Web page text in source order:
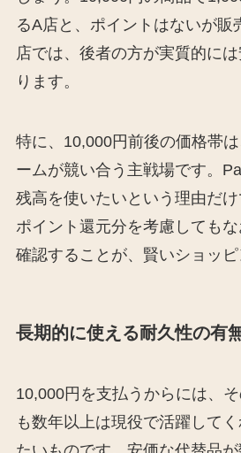
るA店と、ポイントはないが販
店では、後者の方が実質的に
ります。
特に、10,000円前後の価格帯
ームが競い合う主戦場です。
残高を使いたいという理由だけ
ポイント還元分を考慮しても
確認することが、賢いショッピ
長期的に使える耐久性の有
10,000円を支払うからには、
も数年以上は現役で活躍して